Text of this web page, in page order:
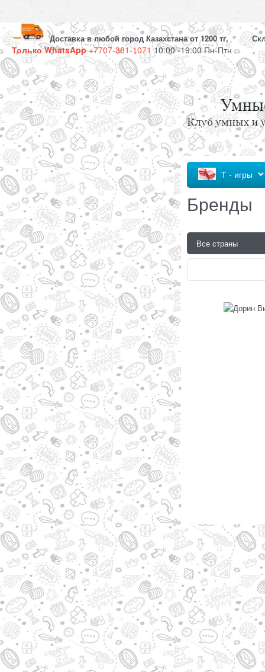
Доставка в любой город Казахстана от 1200 тг,
Только WhatsApp+7707-381-107110:00 -19:00 Пн-Птн
Т - игры
Бренды